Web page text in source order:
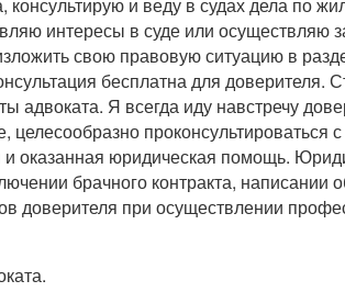
интересы в суде или
свою правовую ситуацию в
бесплатна для доверителя.
Я всегда иду навстречу
оказанная юридическая помощь.
брачного контракта,
при осуществлении